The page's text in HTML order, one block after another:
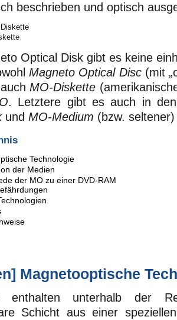
beschrieben und optisch
Optical Disk gibt es keine
Magneto Optical Disc(mit
auchMO-Diskette
. Letztere gibt es auch in
und MO-Medium (bzw.
Technologie
der Medien
der MO zu einer DVD-RAM
] Magnetooptische
enthalten unterhalb der
Schicht aus einer